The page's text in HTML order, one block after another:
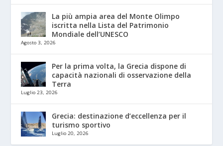
La più ampia area del Monte Olimpo
iscritta nella Lista del Patrimonio
Mondiale dell’UNESCO
Agosto 3, 2026
Per la prima volta, la Grecia dispone di
capacità nazionali di osservazione della
Terra
Luglio 23, 2026
Grecia: destinazione d’eccellenza per il
turismo sportivo
Luglio 20, 2026